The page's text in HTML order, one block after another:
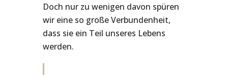
Doch nur zu wenigen davon spüren
wir eine so große Verbundenheit,
dass sie ein Teil unseres Lebens
werden.